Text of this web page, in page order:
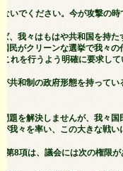
いでください。今が攻撃の時
、我々はもはや共和国を持
民がクリーンな選挙で我々の
れを行うよう明確に要求して
共和制の政府形態を持って
題を解決しませんが、我々
我々を率い、この大きな戦い
第8項は、議会には次の権限が